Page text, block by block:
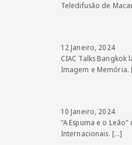
Teledifusão de
12 Janeiro, 2024
CIAC Talks Bangkok
Imagem e Memória.
10 Janeiro, 2024
"A Espuma e o
Internacionais. […]